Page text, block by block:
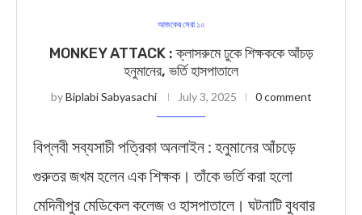
আজকের সেরা ১০
MONKEY ATTACK : ক্লাসরুমে ঢুকে শিক্ষককে আঁচড়
হনুমানের, ভর্তি হাসপাতালে
byBiplabi Sabyasachi July 3, 2025 0 comment
বিপ্লবী সব্যসাচী পত্রিকা অনলাইন : হনুমানের আঁচড়ে
গুরুতর জখম হলেন এক শিক্ষক। তাঁকে ভর্তি করা হলো
মেদিনীপুর মেডিকেল কলেজ ও হাসপাতালে। ঘটনাটি বুধবার